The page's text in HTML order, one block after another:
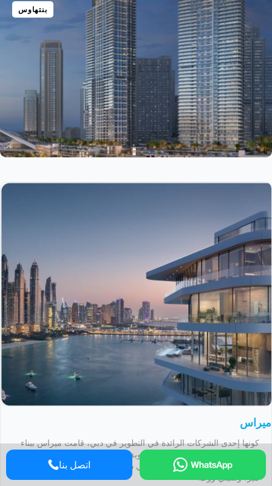
بنتهاوس
ميراس
كونها إحدى الشركات الرائدة في التطوير في دبي، قامت ميراس ببناء
العديد من المشاريع البارزة والمطلوبة بشدة بما في ذلك منازل
بلوواترز، ومنتجع ومنازل بلغاري في دبي، ومرفأ دي لا مير، وسور لا
مير، وسيتي ووك.
اتصل بنا